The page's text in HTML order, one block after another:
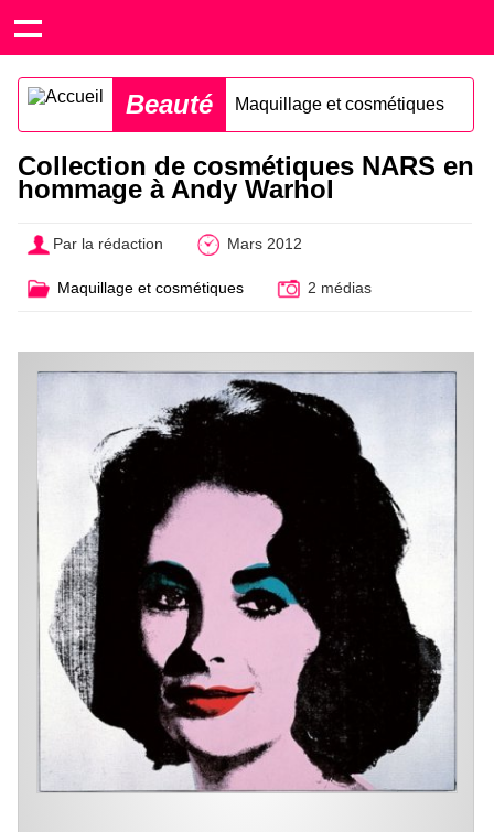
Beauté Maquillage et cosmétiques
Collection de cosmétiques NARS en
hommage à Andy Warhol
Par la rédaction Mars 2012
Maquillage et cosmétiques 2 médias